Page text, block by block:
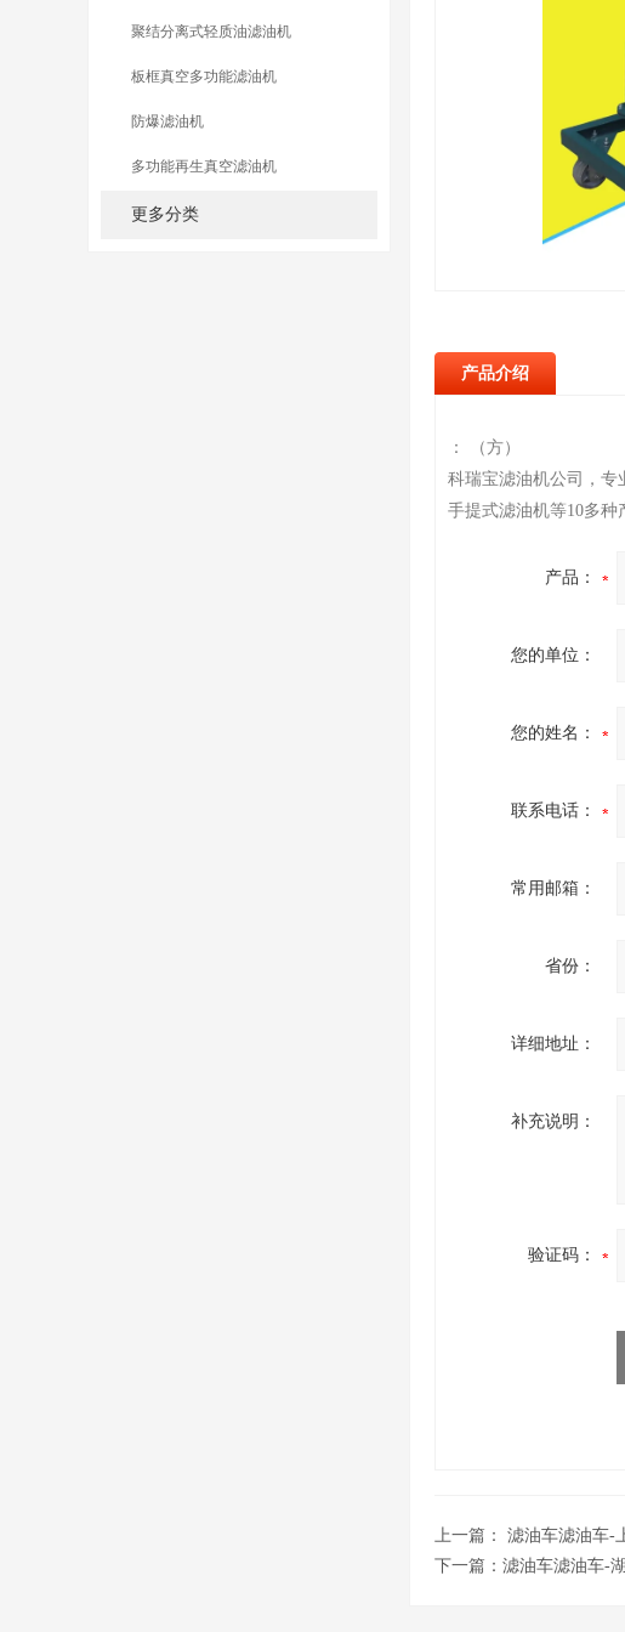
聚结分离式轻质油滤油机
板框真空多功能滤油机
防爆滤油机
多功能再生真空滤油机
更多分类
产品介绍
： （方）
科瑞宝滤油机公司，专
手提式滤油机等10多种
产品：
您的单位：
您的姓名：
联系电话：
常用邮箱：
省份：
详细地址：
补充说明：
验证码：
上一篇： 滤油车滤油车-
下一篇： 滤油车滤油车-